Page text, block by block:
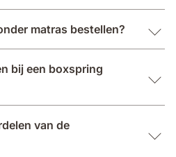
matras bestellen?
bij een boxspring
van de